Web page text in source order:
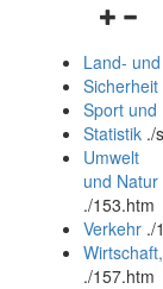
und
Land-
Sport und
Statistik ./
Umwelt
und Natur
./153.htm
Verkehr ./
./157.htm